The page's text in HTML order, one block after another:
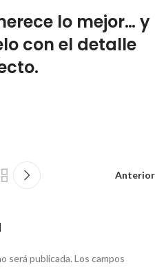
lo mejor… y
con el detalle
Anterior
será publicada. Los campos